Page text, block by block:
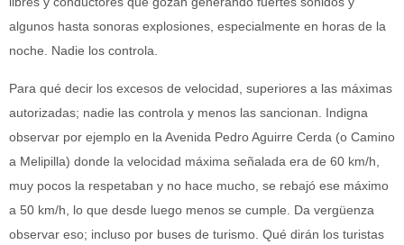
algunos hasta sonoras explosiones, especialmente en horas de la
noche. Nadie los controla.
Para qué decir los excesos de velocidad, superiores a las máximas
autorizadas; nadie las controla y menos las sancionan. Indigna
observar por ejemplo en la Avenida Pedro Aguirre Cerda (o Camino
a Melipilla) donde la velocidad máxima señalada era de 60 km/h,
muy pocos la respetaban y no hace mucho, se rebajó ese máximo
a 50 km/h, lo que desde luego menos se cumple. Da vergüenza
observar eso; incluso por buses de turismo. Qué dirán los turistas